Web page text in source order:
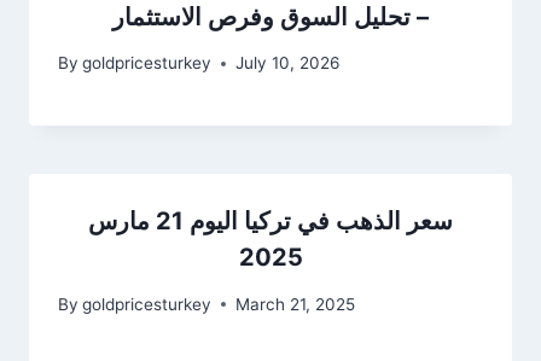
– تحليل السوق وفرص الاستثمار
By goldpricesturkey July 10, 2026
سعر الذهب في تركيا اليوم 21 مارس
2025
By goldpricesturkey March 21, 2025